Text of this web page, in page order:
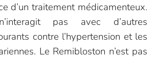
d’un traitement médicamenteux.
pas avec d’autres
contre l’hypertension et les
Le Remibloston n’est pas